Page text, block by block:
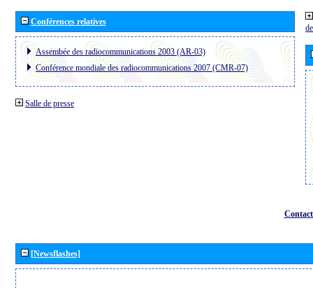
Conférences relatives
Assembée des radiocommunications 2003 (AR-03)
Conférence mondiale des radiocommunications 2007 (CMR-07)
Salle de presse
[Newsflashes]